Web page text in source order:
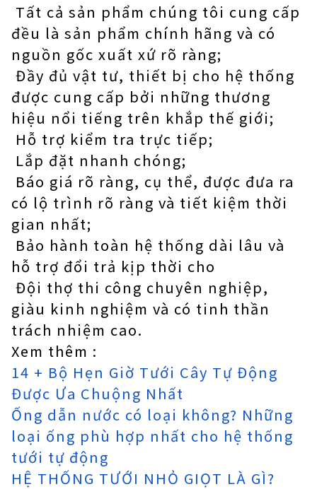
Tất cả sản phẩm chúng tôi cung cấp
đều là sản phẩm chính hãng và có
nguồn gốc xuất xứ rõ ràng;
Đầy đủ vật tư, thiết bị cho hệ thống
được cung cấp bởi những thương
hiệu nổi tiếng trên khắp thế giới;
Hỗ trợ kiểm tra trực tiếp;
Lắp đặt nhanh chóng;
Báo giá rõ ràng, cụ thể, được đưa ra
có lộ trình rõ ràng và tiết kiệm thời
gian nhất;
Bảo hành toàn hệ thống dài lâu và
hỗ trợ đổi trả kịp thời cho
Đội thợ thi công chuyên nghiệp,
giàu kinh nghiệm và có tinh thần
trách nhiệm cao.
Xem thêm :
14 + Bộ Hẹn Giờ Tưới Cây Tự Động
Được Ưa Chuộng Nhất
Ống dẫn nước có loại không? Những
loại ống phù hợp nhất cho hệ thống
tưới tự động
HỆ THỐNG TƯỚI NHỎ GIỌT LÀ GÌ?